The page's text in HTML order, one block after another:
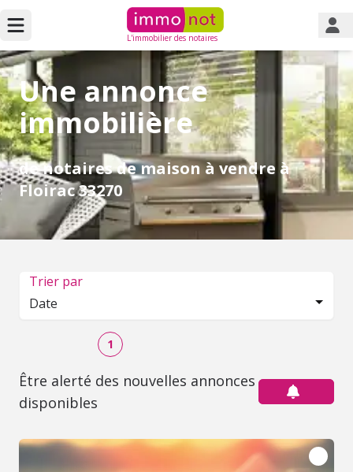
L'immobilier des notaires
Une annonce
immobilière
de notaires de maison à vendre à
Floirac 33270
Trier par
Date
1
Être alerté des nouvelles annonces
disponibles